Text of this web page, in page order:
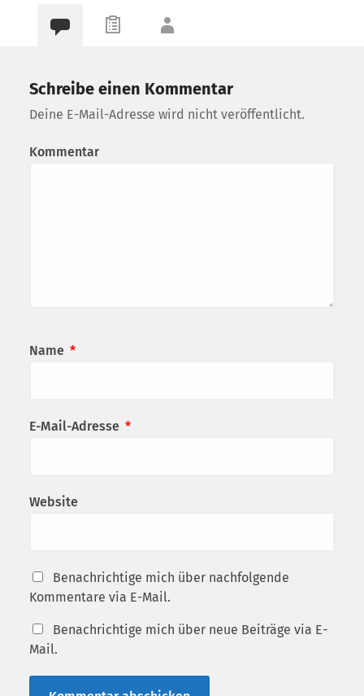
Schreibe einen Kommentar
Deine E-Mail-Adresse wird nicht veröffentlicht.
Kommentar
Name *
E-Mail-Adresse *
Website
Benachrichtige mich über nachfolgende
Kommentare via E-Mail.
Benachrichtige mich über neue Beiträge via E-
Mail.